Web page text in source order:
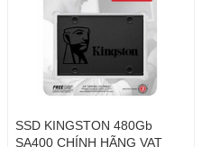
SSD KINGSTON 480Gb
SA400 CHÍNH HÃNG VAT